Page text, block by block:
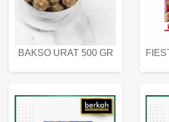
BAKSO URAT 500 GR